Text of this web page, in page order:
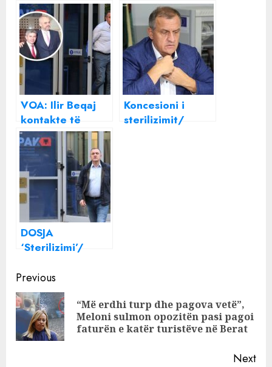
VOA: Ilir Beqaj
kontakte të
shpeshta me
biznesmenin
Rrapaj, fituesin e
koncensionit!
Koncesioni i
sterilizimit/
DOSJA
‘Sterilizimi’/
hetimet, çon për
gjykim Ilir Beqajn
dhe 8 të tjerë
Continue
Reading
Previous
“Më erdhi turp dhe pagova vetë”,
Meloni sulmon opozitën pasi pagoi
faturën e katër turistëve në Berat
Next